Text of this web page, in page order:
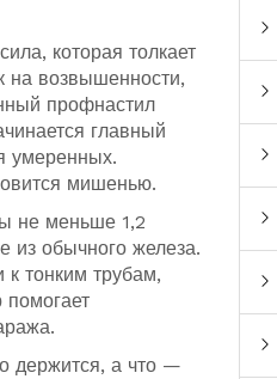
которая толкает
на возвышенности,
профнастил
главный
умеренных.
мишенью.
не меньше 1,2
из обычного железа.
тонким трубам,
держится, а что —